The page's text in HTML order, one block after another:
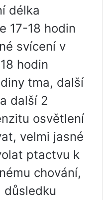
délka
17-18 hodin
svícení v
hodin
tma, další
další 2
osvětlení
velmi jasné
ptactvu k
chování,
důsledku